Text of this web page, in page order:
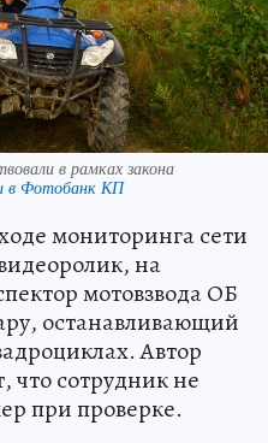
в рамках закона
в Фотобанк КП
мониторинга сети
на
мотовзвода ОБ
останавливающий
Автор
что сотрудник не
при проверке.